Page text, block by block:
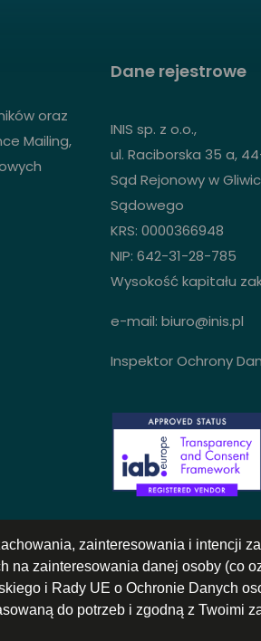
zainteresowania i intencji
zainteresowania danej osoby (co
i Rady UE o Ochronie Danych
do potrzeb i zgodną z Twoimi
oraz
Mailing,
Dane rejestrowe
INIS sp. z o.o.,
ul. Raciborska 35 a,
Sąd Rejonowy w
Sądowego
KRS: 0000366948
NIP: 642-31-28-785
Wysokość kapitału
e-mail: biuro@inis.pl
Inspektor Ochrony
Group